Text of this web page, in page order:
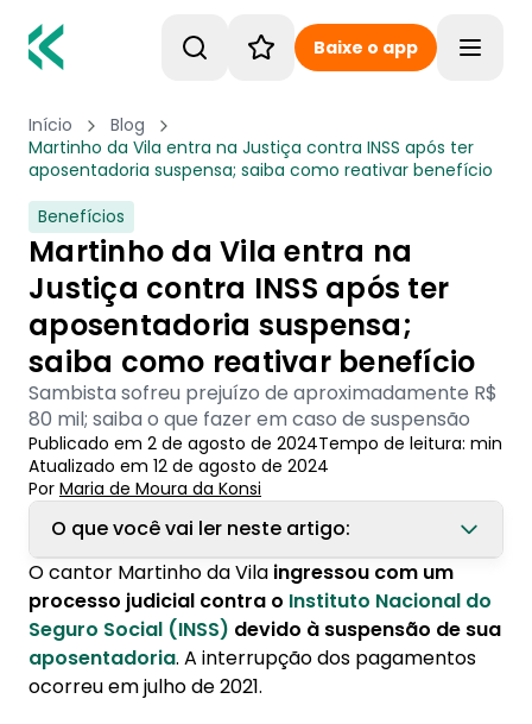
Baixe o app
Início
Blog
Martinho da Vila entra na Justiça contra INSS após ter
aposentadoria suspensa; saiba como reativar benefício
Benefícios
Martinho da Vila entra na
Justiça contra INSS após ter
aposentadoria suspensa;
saiba como reativar benefício
Sambista sofreu prejuízo de aproximadamente R$
80 mil; saiba o que fazer em caso de suspensão
Publicado em 2 de agosto de 2024Tempo de leitura: min
Atualizado em 12 de agosto de 2024
Por Maria de Moura da Konsi
O que você vai ler neste artigo:
1. INSS alega não realização da prova de vida
como causa da suspensão
2. INSS suspendeu o meu benefício: o que devo
fazer?
O cantor Martinho da Vila ingressou com um
processo judicial contra o Instituto Nacional do
Seguro Social (INSS) devido à suspensão de sua
aposentadoria. A interrupção dos pagamentos
ocorreu em julho de 2021.